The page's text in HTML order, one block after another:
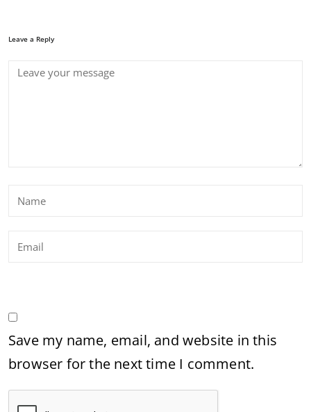
Leave a Reply
Save my name, email, and website in this
browser for the next time I comment.